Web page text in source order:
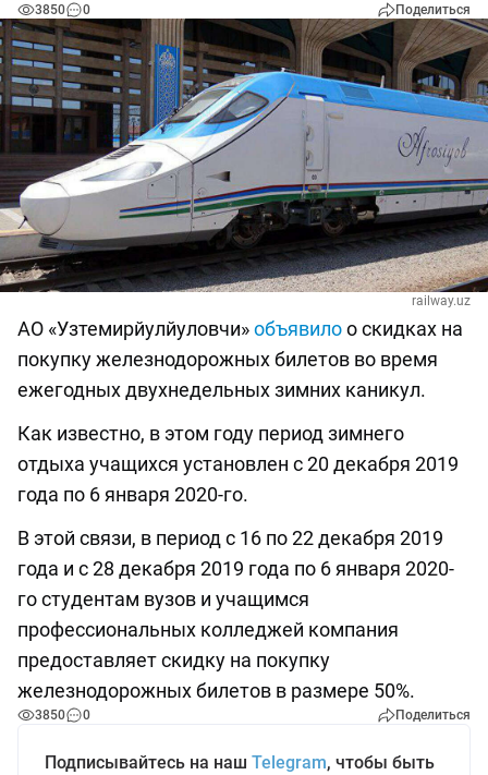
3850 0 Поделиться
railway.uz
АО «Узтемирйулйуловчи»объявилоо скидках на
покупку железнодорожных билетов во время
ежегодных двухнедельных зимних каникул.
Как известно, в этом году период зимнего
отдыха учащихся установлен с 20 декабря 2019
года по 6 января 2020-го.
В этой связи, в период с 16 по 22 декабря 2019
года и с 28 декабря 2019 года по 6 января 2020-
го студентам вузов и учащимся
профессиональных колледжей компания
предоставляет скидку на покупку
железнодорожных билетов в размере 50%.
3850 0 Поделиться
Подписывайтесь на наш Telegram, чтобы быть